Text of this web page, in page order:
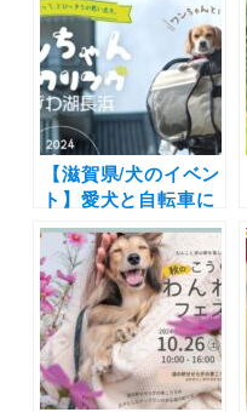
【滋賀県/犬のイベン
ト】愛犬と自転車に
乗って人気のカフェ
へ「ワンちゃんサイ
クリング in びわ湖
長浜」参加受付スタ
ート